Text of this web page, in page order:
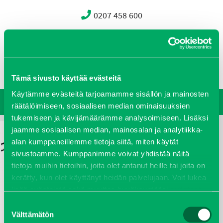
Tämä sivusto käyttää evästeitä
Käytämme evästeitä tarjoamamme sisällön ja mainosten
räätälöimiseen, sosiaalisen median ominaisuuksien
tukemiseen ja kävijämäärämme analysoimiseen. Lisäksi
jaamme sosiaalisen median, mainosalan ja analytiikka-
alan kumppaneillemme tietoja siitä, miten käytät
sivustoamme. Kumppanimme voivat yhdistää näitä
tietoja muihin tietoihin, joita olet antanut heille tai joita on
kerätty, kun olet käyttänyt heidän palvelujaan. Voit lukea
lisää evästeistä sekä muuttaa hyväksyntääsievästeet
valinta
Välttämätön
0207 458 600
Ota yhteyttä
Vastuullisuus